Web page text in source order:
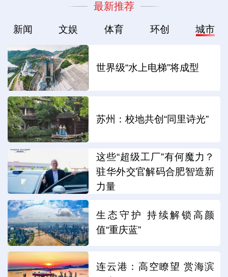
最新推荐
新闻 文娱 体育 环创 城市
世界级“水上电梯”将成型
苏州：校地共创“同里诗光”
这些“超级工厂”有何魔力？
驻华外交官解码合肥智造新
力量
生态守护 持续解锁高颜
值“重庆蓝”
连云港：高空瞭望 赏海滨